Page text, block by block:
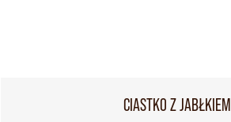
CIASTKO Z JABŁKIEM